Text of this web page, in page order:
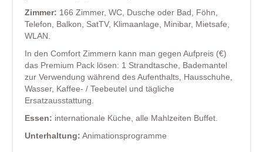
Zimmer: 166 Zimmer, WC, Dusche oder Bad, Föhn,
Telefon, Balkon, SatTV, Klimaanlage, Minibar, Mietsafe,
WLAN.
In den Comfort Zimmern kann man gegen Aufpreis (€)
das Premium Pack lösen: 1 Strandtasche, Bademantel
zur Verwendung während des Aufenthalts, Hausschuhe,
Wasser, Kaffee- / Teebeutel und tägliche
Ersatzausstattung.
Essen: internationale Küche, alle Mahlzeiten Buffet.
Unterhaltung: Animationsprogramme